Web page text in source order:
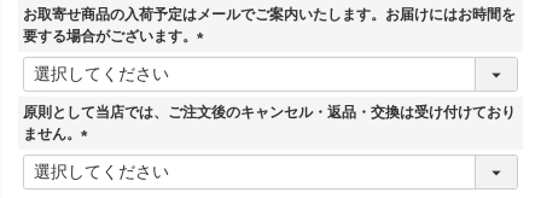
お取寄せ商品の入荷予定はメールでご案内いたします。お届けにはお時間を
要する場合がございます。
(
須
原則として当店では、ご注文後のキャンセル・返品・交換は受け付けており
ません。
(
必